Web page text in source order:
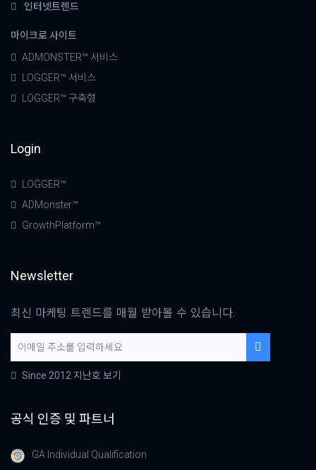
인터넷트렌드
마이크로 사이트
ADMONSTER™ 서비스
LOGGER™ 서비스
LOGGER™ 구축형
Login
LOGGER™
ADMonster™
GrowthPlatform™
Newsletter
최신 마케팅 트렌드를 매월 받아볼 수 있습니다.
Since 2012 지난호 보기
공식 인증 및 파트너
GA Individual Qualification